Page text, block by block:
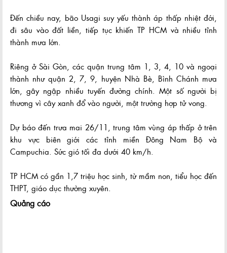
Đến chiều nay, bão Usagi suy yếu thành áp thấp nhiệt đới,
đi sâu vào đất liền, tiếp tục khiến TP HCM và nhiều tỉnh
thành mưa lớn.
Riêng ở Sài Gòn, các quận trung tâm 1, 3, 4, 10 và ngoại
thành như quận 2, 7, 9, huyện Nhà Bè, Bình Chánh mưa
lớn, gây ngập nhiều tuyến đường chính. Một số người bị
thương vì cây xanh đổ vào người, một trường hợp tử vong.
Dự báo đến trưa mai 26/11, trung tâm vùng áp thấp ở trên
khu vực biên giới các tỉnh miền Đông Nam Bộ và
Campuchia. Sức gió tối đa dưới 40 km/h.
TP HCM có gần 1,7 triệu học sinh, từ mầm non, tiểu học đến
THPT, giáo dục thường xuyên.
Quảng cáo